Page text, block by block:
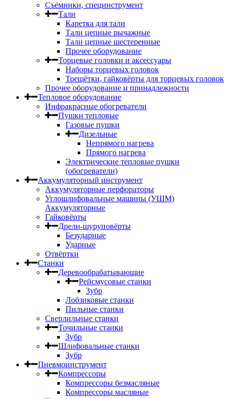
Съёмники, специнструмент
Тали
Каретка для тали
Тали цепные рычажные
Тали цепные шестеренные
Прочее оборудование
Торцевые головки и аксессуары
Наборы торцевых головок
Трещётки, гайковёрты для торцевых головок
Прочее оборудование и принадлежности
Тепловое оборудование
Инфракрасные обогреватели
Пушки тепловые
Газовые пушки
Дизельные
Непрямого нагрева
Прямого нагрева
Электрические тепловые пушки
(обогреватели)
Аккумуляторный инструмент
Аккумуляторные перфораторы
Углошлифовальные машины (УШМ)
Аккумуляторные
Гайковёрты
Дрели-шуруповёрты
Безударные
Ударные
Отвёртки
Станки
Деревообрабатывающие
Рейсмусовые станки
Зубр
Лобзиковые станки
Пильные станки
Сверлильные станки
Точильные станки
Зубр
Шлифовальные станки
Зубр
Пневмоинструмент
Компрессоры
Компрессоры безмасляные
Компрессоры масляные